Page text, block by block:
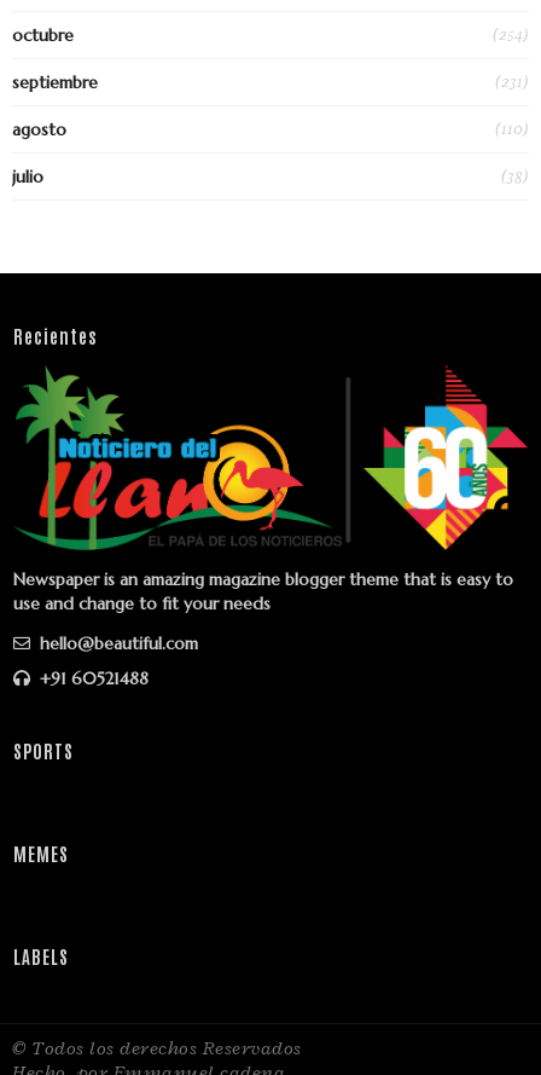
octubre (254)
septiembre (231)
agosto (110)
julio (38)
Recientes
Newspaper is an amazing magazine blogger theme that is easy to
use and change to fit your needs
hello@beautiful.com
+91 60521488
SPORTS
MEMES
LABELS
© Todos los derechos Reservados